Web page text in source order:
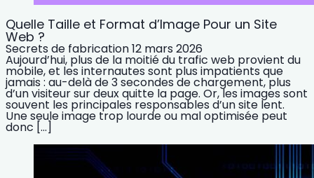
Quelle Taille et Format d’Image Pour un Site
Web ?
Secrets de fabrication12 mars 2026
Aujourd’hui, plus de la moitié du trafic web provient du
mobile, et les internautes sont plus impatients que
jamais : au-delà de 3 secondes de chargement, plus
d’un visiteur sur deux quitte la page. Or, les images sont
souvent les principales responsables d’un site lent.
Une seule image trop lourde ou mal optimisée peut
donc […]